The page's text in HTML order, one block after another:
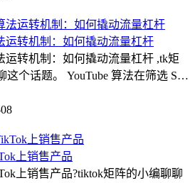
运转机制：如何撬动流量杠杆
运转机制：如何撬动流量杠杆 ,tk矩
这个话题。 YouTube 算法在筛选 S…
上销售产品
上销售产品?tiktok矩阵的小编聊聊